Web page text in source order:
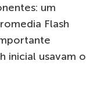
um
Flash
inicial usavam o